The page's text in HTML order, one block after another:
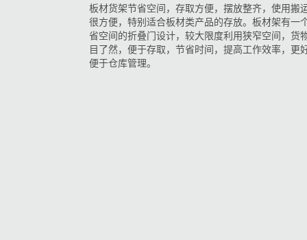
板材货架节省空间，存取方便，摆放整齐，使用搬
很方便，特别适合板材类产品的存放。板材架有一
省空间的折叠门设计，较大限度利用狭窄空间，货
目了然，便于存取，节省时间，提高工作效率，更
便于仓库管理。